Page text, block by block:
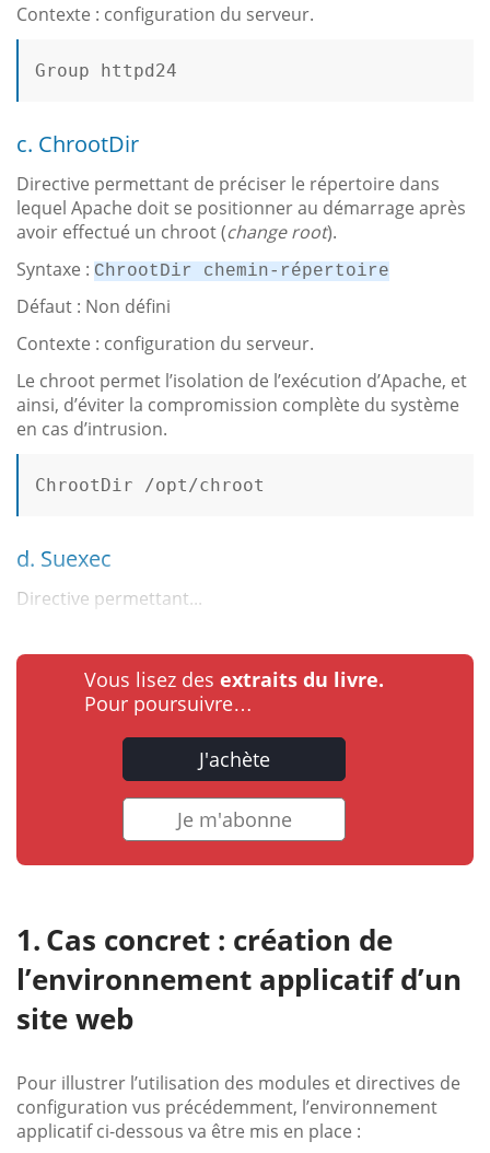
Contexte : configuration du serveur.
Group httpd24
c. ChrootDir
Directive permettant de préciser le répertoire dans
lequel Apache doit se positionner au démarrage après
avoir effectué un chroot (change root).
Syntaxe : ChrootDir chemin-répertoire
Défaut : Non défini
Contexte : configuration du serveur.
Le chroot permet l’isolation de l’exécution d’Apache, et
ainsi, d’éviter la compromission complète du système
en cas d’intrusion.
ChrootDir /opt/chroot
d. Suexec
Directive permettant...
Vous lisez des extraits du livre.
Pour poursuivre…
J'achète
Je m'abonne
Cas concret : création de
l’environnement applicatif d’un
site web
Pour illustrer l’utilisation des modules et directives de
configuration vus précédemment, l’environnement
applicatif ci-dessous va être mis en place :